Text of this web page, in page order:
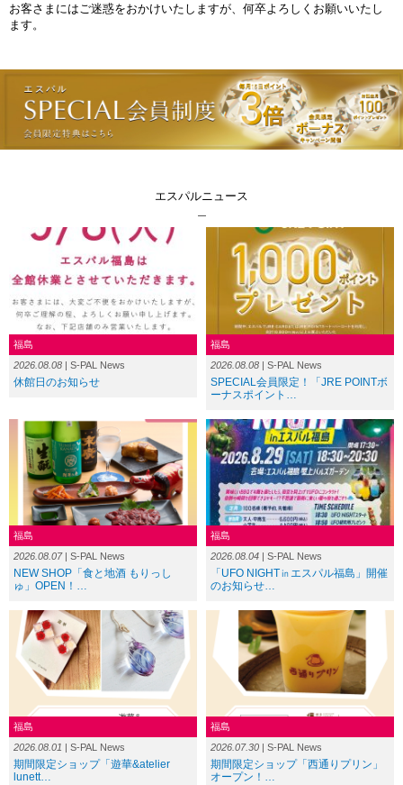
お客さまにはご迷惑をおかけいたしますが、何卒よろしくお願いいたし
ます。
エスパルニュース
福島
2026.08.08 | S-PAL News
休館日のお知らせ
福島
2026.08.08 | S-PAL News
SPECIAL会員限定！「JRE POINTボ
ーナスポイント…
福島
2026.08.07| S-PAL News
NEW SHOP「食と地酒 もりっし
ゅ」OPEN！…
福島
2026.08.04 | S-PAL News
「UFO NIGHT㏌エスパル福島」開催
のお知らせ…
福島
2026.08.01 | S-PAL News
期間限定ショップ「遊華&atelier
lunett…
福島
2026.07.30 | S-PAL News
期間限定ショップ「西通りプリン」
オープン！…